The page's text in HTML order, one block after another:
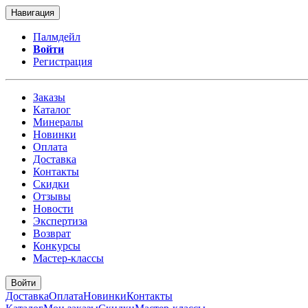
Навигация
Палмдейл
Войти
Регистрация
Заказы
Каталог
Минералы
Новинки
Оплата
Доставка
Контакты
Скидки
Отзывы
Новости
Экспертиза
Возврат
Конкурсы
Мастер-классы
Войти
ДоставкаОплатаНовинкиКонтакты